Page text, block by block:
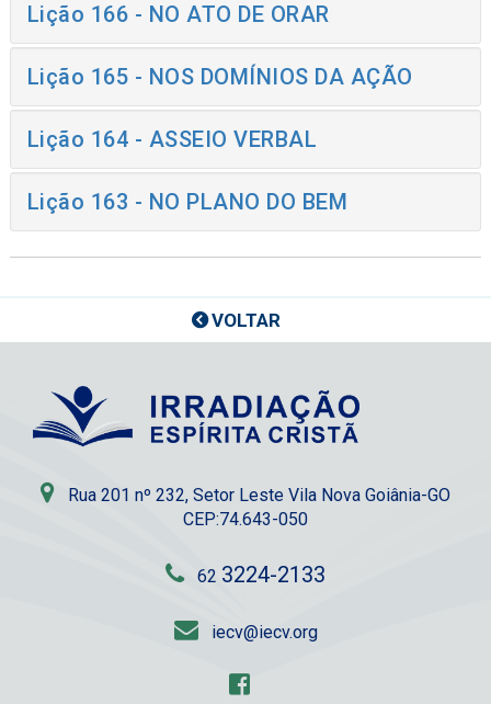
Lição 166 - NO ATO DE ORAR
Lição 165 - NOS DOMÍNIOS DA AÇÃO
Lição 164 - ASSEIO VERBAL
Lição 163 - NO PLANO DO BEM
VOLTAR
Rua 201 nº 232, Setor Leste Vila Nova Goiânia-GO
CEP:74.643-050
62 3224-2133
iecv@iecv.org